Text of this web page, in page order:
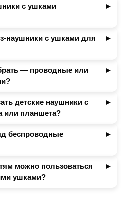
с ушками
наушники с ушками для
— проводные или
детские наушники с
или планшета?
беспроводные
можно пользоваться
ушками?